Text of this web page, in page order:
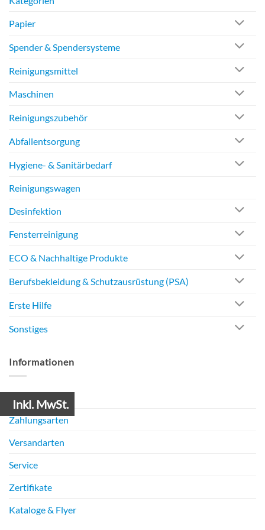
Inkl. MwSt.
Papier
Spender & Spendersysteme
Reinigungsmittel
Maschinen
Reinigungszubehör
Abfallentsorgung
Hygiene- & Sanitärbedarf
Reinigungswagen
Desinfektion
Fensterreinigung
ECO & Nachhaltige Produkte
Berufsbekleidung & Schutzausrüstung (PSA)
Erste Hilfe
Sonstiges
Informationen
Mein Konto
Zahlungsarten
Versandarten
Service
Zertifikate
Kataloge & Flyer